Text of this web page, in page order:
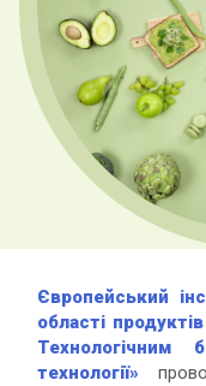
Європейський
області
Технологічним
технології»